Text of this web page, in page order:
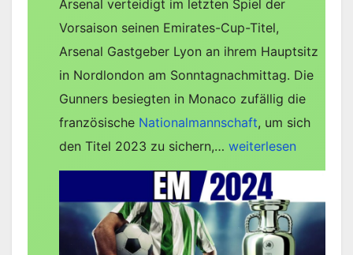
Arsenal verteidigt im letzten Spiel der
Vorsaison seinen Emirates-Cup-Titel,
Arsenal Gastgeber Lyon an ihrem Hauptsitz
in Nordlondon am Sonntagnachmittag. Die
Gunners besiegten in Monaco zufällig die
französische Nationalmannschaft, um sich
den Titel 2023 zu sichern,… Arsenal
gegen
Lyon
Vorhersage,
weiterlesen